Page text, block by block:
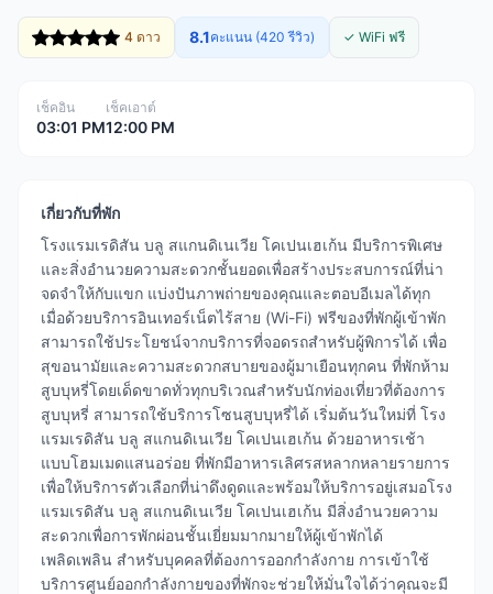
4 ดาว 8.1คะแนน (420 รีวิว) ✓ WiFi ฟรี
เช็คอิน
03:01 PM
เช็คเอาต์
12:00 PM
เกี่ยวกับที่พัก
โรงแรมเรดิสัน บลู สแกนดิเนเวีย โคเปนเฮเก้น มีบริการพิเศษ
และสิ่งอำนวยความสะดวกชั้นยอดเพื่อสร้างประสบการณ์ที่น่า
จดจำให้กับแขก แบ่งปันภาพถ่ายของคุณและตอบอีเมลได้ทุก
เมื่อด้วยบริการอินเทอร์เน็ตไร้สาย (Wi-Fi) ฟรีของที่พักผู้เข้าพัก
สามารถใช้ประโยชน์จากบริการที่จอดรถสำหรับผู้พิการได้ เพื่อ
สุขอนามัยและความสะดวกสบายของผู้มาเยือนทุกคน ที่พักห้าม
สูบบุหรี่โดยเด็ดขาดทั่วทุกบริเวณสำหรับนักท่องเที่ยวที่ต้องการ
สูบบุหรี่ สามารถใช้บริการโซนสูบบุหรี่ได้ เริ่มต้นวันใหม่ที่ โรง
แรมเรดิสัน บลู สแกนดิเนเวีย โคเปนเฮเก้น ด้วยอาหารเช้า
แบบโฮมเมดแสนอร่อย ที่พักมีอาหารเลิศรสหลากหลายรายการ
เพื่อให้บริการตัวเลือกที่น่าดึงดูดและพร้อมให้บริการอยู่เสมอโรง
แรมเรดิสัน บลู สแกนดิเนเวีย โคเปนเฮเก้น มีสิ่งอำนวยความ
สะดวกเพื่อการพักผ่อนชั้นเยี่ยมมากมายให้ผู้เข้าพักได้
เพลิดเพลิน สำหรับบุคคลที่ต้องการออกกำลังกาย การเข้าใช้
บริการศูนย์ออกกำลังกายของที่พักจะช่วยให้มั่นใจได้ว่าคุณจะมี